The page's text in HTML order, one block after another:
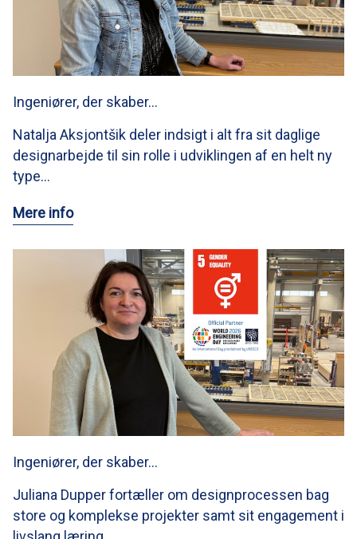
Ingeniører, der skaber…
Natalja Aksjontšik deler indsigt i alt fra sit daglige
designarbejde til sin rolle i udviklingen af en helt ny
type…
Mere info
Ingeniører, der skaber…
Juliana Dupper fortæller om designprocessen bag
store og komplekse projekter samt sit engagement i